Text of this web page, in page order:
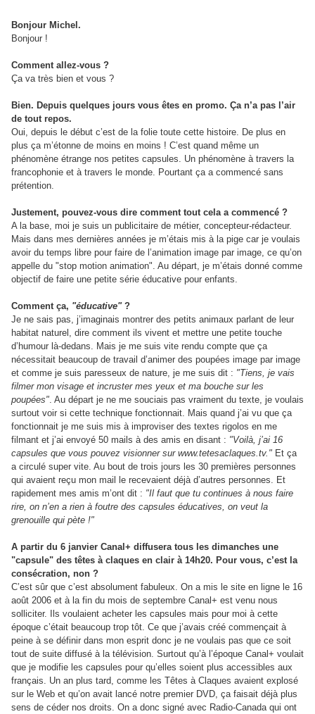
Bonjour Michel.
Bonjour !
Comment allez-vous ?
Ça va très bien et vous ?
Bien. Depuis quelques jours vous êtes en promo. Ça n’a pas l’air
de tout repos.
Oui, depuis le début c’est de la folie toute cette histoire. De plus en
plus ça m’étonne de moins en moins ! C’est quand même un
phénomène étrange nos petites capsules. Un phénomène à travers la
francophonie et à travers le monde. Pourtant ça a commencé sans
prétention.
Justement, pouvez-vous dire comment tout cela a commencé ?
A la base, moi je suis un publicitaire de métier, concepteur-rédacteur.
Mais dans mes dernières années je m’étais mis à la pige car je voulais
avoir du temps libre pour faire de l’animation image par image, ce qu’on
appelle du "stop motion animation". Au départ, je m’étais donné comme
objectif de faire une petite série éducative pour enfants.
Comment ça, "éducative"?
Je ne sais pas, j’imaginais montrer des petits animaux parlant de leur
habitat naturel, dire comment ils vivent et mettre une petite touche
d’humour là-dedans. Mais je me suis vite rendu compte que ça
nécessitait beaucoup de travail d’animer des poupées image par image
et comme je suis paresseux de nature, je me suis dit : "Tiens, je vais
filmer mon visage et incruster mes yeux et ma bouche sur les
poupées". Au départ je ne me souciais pas vraiment du texte, je voulais
surtout voir si cette technique fonctionnait. Mais quand j’ai vu que ça
fonctionnait je me suis mis à improviser des textes rigolos en me
filmant et j’ai envoyé 50 mails à des amis en disant : "Voilà, j’ai 16
capsules que vous pouvez visionner sur www.tetesaclaques.tv." Et ça
a circulé super vite. Au bout de trois jours les 30 premières personnes
qui avaient reçu mon mail le recevaient déjà d’autres personnes. Et
rapidement mes amis m’ont dit : "Il faut que tu continues à nous faire
rire, on n’en a rien à foutre des capsules éducatives, on veut la
grenouille qui pète !"
A partir du 6 janvier Canal+ diffusera tous les dimanches une
"capsule" des têtes à claques en clair à 14h20. Pour vous, c’est la
consécration, non ?
C’est sûr que c’est absolument fabuleux. On a mis le site en ligne le 16
août 2006 et à la fin du mois de septembre Canal+ est venu nous
solliciter. Ils voulaient acheter les capsules mais pour moi à cette
époque c’était beaucoup trop tôt. Ce que j’avais créé commençait à
peine à se définir dans mon esprit donc je ne voulais pas que ce soit
tout de suite diffusé à la télévision. Surtout qu’à l’époque Canal+ voulait
que je modifie les capsules pour qu’elles soient plus accessibles aux
français. Un an plus tard, comme les Têtes à Claques avaient explosé
sur le Web et qu’on avait lancé notre premier DVD, ça faisait déjà plus
sens de céder nos droits. On a donc signé avec Radio-Canada qui ont